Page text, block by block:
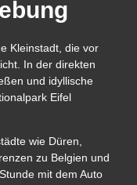
Kleinstadt, die vor
In der direkten
und idyllische
Eifel
wie Düren,
zu Belgien und
mit dem Auto